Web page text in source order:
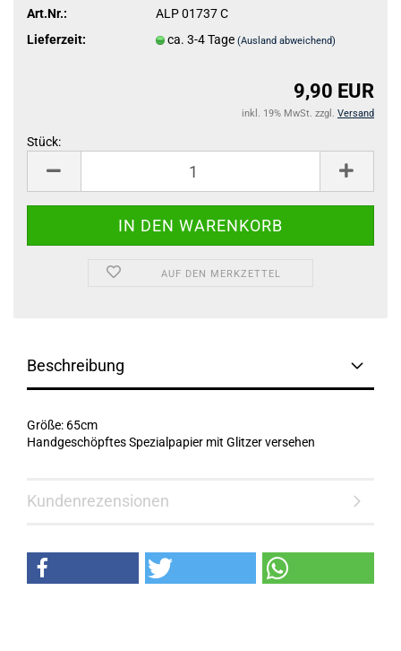
Art.Nr.:
ALP 01737 C
Lieferzeit:
ca. 3-4 Tage(Ausland abweichend)
9,90 EUR
inkl. 19% MwSt. zzgl. Versand
Stück:
AUF DEN MERKZETTEL
Beschreibung
Größe: 65cm
Handgeschöpftes Spezialpapier mit Glitzer versehen
Kundenrezensionen